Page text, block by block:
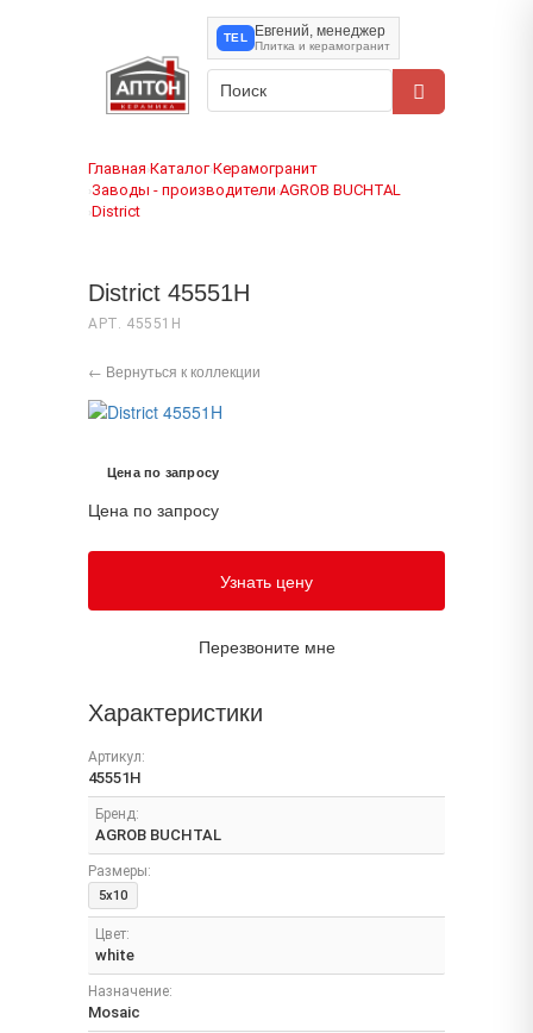
TEL
Евгений, менеджер
Плитка и керамогранит
Главная›Каталог›Керамогранит
›Заводы - производители›AGROB BUCHTAL
›District
District 45551H
АРТ. 45551H
← Вернуться к коллекции
Цена по запросу
Цена по запросу
Узнать цену
Перезвоните мне
Характеристики
Артикул:
45551H
Бренд:
AGROB BUCHTAL
Размеры:
5x10
Цвет:
white
Назначение:
Mosaic